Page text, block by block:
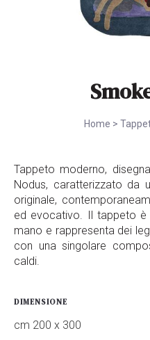
Home >
Tappeto moderno,
Nodus, caratterizzato da
originale,
ed evocativo. Il tappeto
mano e rappresenta dei
con una singolare
caldi.
DIMENSIONE
cm 200 x 300